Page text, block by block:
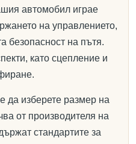
автомобил играе
на управлението,
безопасност на пътя.
като сцепление и
да изберете размер на
от производителя на
стандартите за